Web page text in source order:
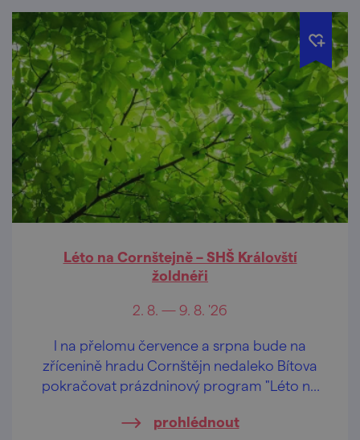
Léto na Cornštejně – SHŠ Královští
žoldnéři
2. 8. — 9. 8. '26
I na přelomu července a srpna bude na
zřícenině hradu Cornštějn nedaleko Bítova
pokračovat prázdninový program "Léto na
prohlédnout